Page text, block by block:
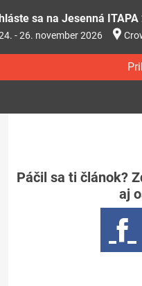
sa na Jesenná ITAPA
- 26. november 2026
Páčil sa ti článok?
aj